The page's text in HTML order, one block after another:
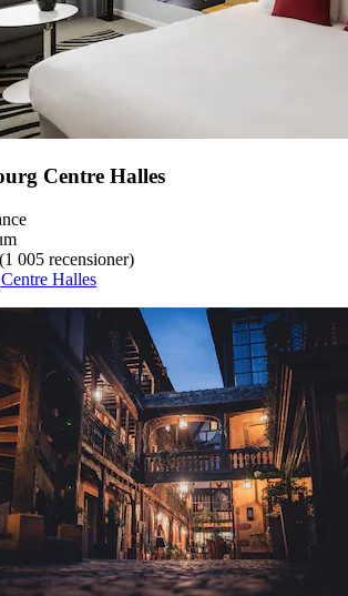
Centre Halles
005 recensioner)
Halles